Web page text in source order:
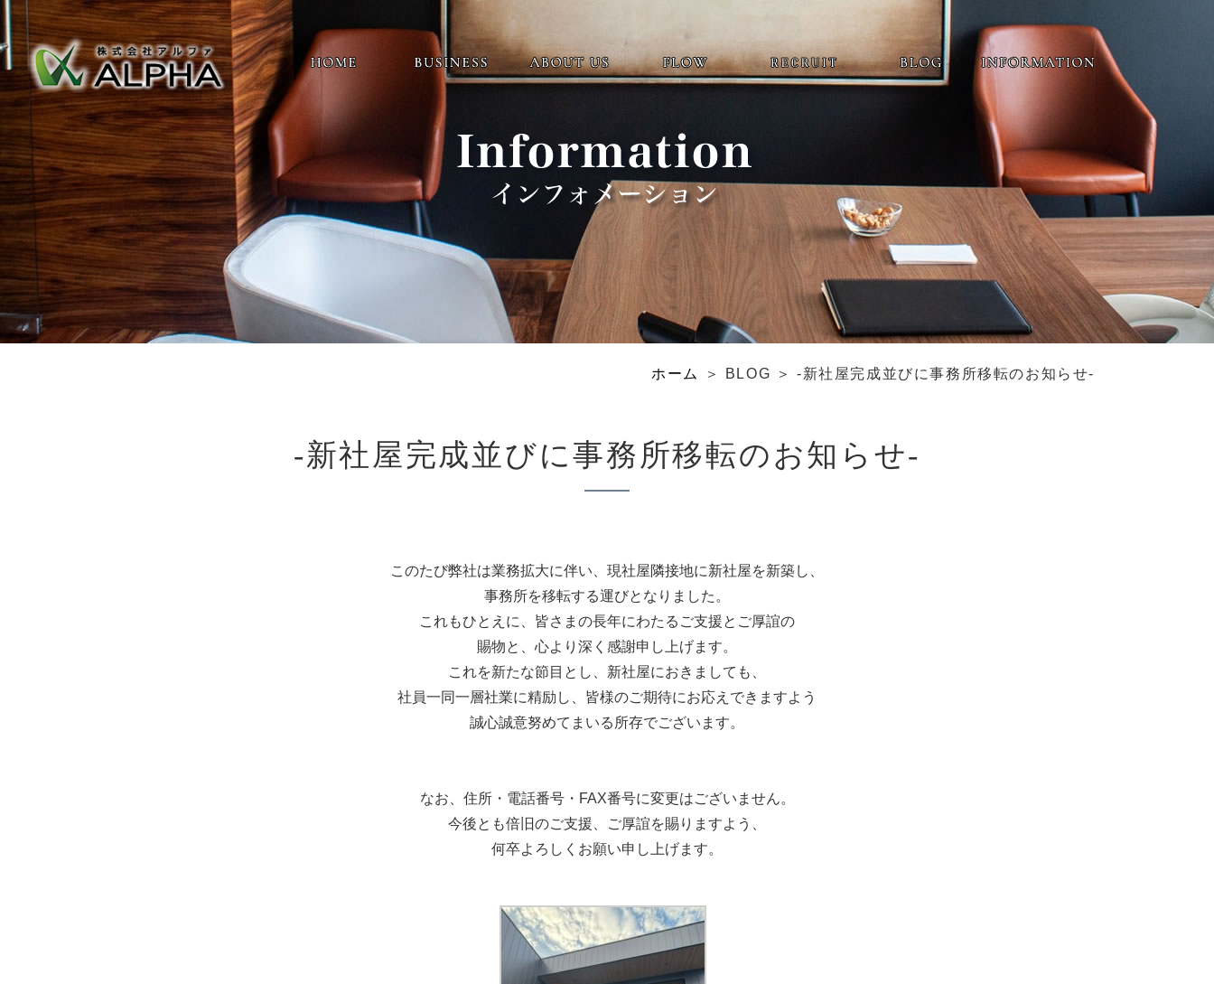
ホーム ＞ BLOG ＞ -新社屋完成並びに事務所移転のお知らせ-
-新社屋完成並びに事務所移転のお知らせ-
このたび弊社は業務拡大に伴い、現社屋隣接地に新社屋を新築し、
事務所を移転する運びとなりました。
これもひとえに、皆さまの長年にわたるご支援とご厚誼の
賜物と、心より深く感謝申し上げます。
これを新たな節目とし、新社屋におきましても、
社員一同一層社業に精励し、皆様のご期待にお応えできますよう
誠心誠意努めてまいる所存でございます。
なお、住所・電話番号・FAX番号に変更はございません。
今後とも倍旧のご支援、ご厚誼を賜りますよう、
何卒よろしくお願い申し上げます。